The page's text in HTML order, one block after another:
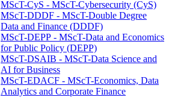
MScT-CyS - MScT-Cybersecurity (CyS)
MScT-DDDF - MScT-Double Degree
Data and Finance (DDDF)
MScT-DEPP - MScT-Data and Economics
for Public Policy (DEPP)
MScT-DSAIB - MScT-Data Science and
AI for Business
MScT-EDACF - MScT-Economics, Data
Analytics and Corporate Finance